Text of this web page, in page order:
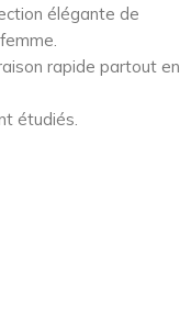
élégante de
rapide partout en
étudiés.